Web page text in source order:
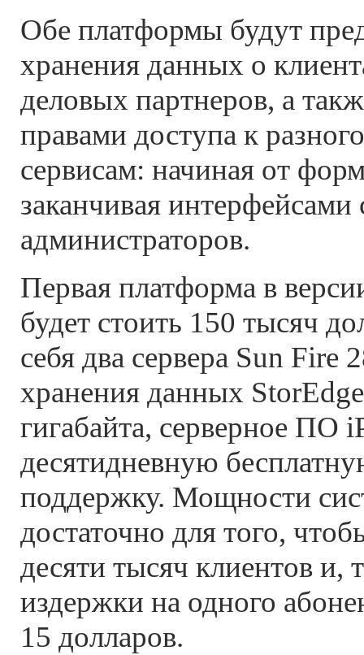
Обе платформы будут
хранения данных о
деловых партнеров, а
правами доступа к
сервисам: начиная от
заканчивая
администраторов.
Первая платформа в
будет стоить 150 тысяч
себя два сервера Sun Fire
хранения данных
гигабайта, серверное ПО
десятидневную
поддержку. Мощности
достаточно для того,
десяти тысяч клиентов и,
издержки на одного
15 долларов.